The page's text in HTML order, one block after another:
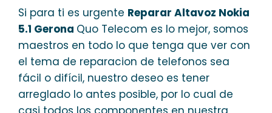
Si para ti es urgente Reparar Altavoz Nokia
5.1 Gerona Quo Telecom es lo mejor, somos
maestros en todo lo que tenga que ver con
el tema de reparacion de telefonos sea
fácil o difícil, nuestro deseo es tener
arreglado lo antes posible, por lo cual de